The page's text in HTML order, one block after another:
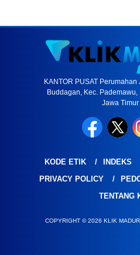
KANTOR PUSAT Perumahan
Buddagan, Kec. Pademawu,
Jawa
KODE ETIK INDEKS
PRIVACY POLICY
TENTANG
COPYRIGHT © 2026 KLIK